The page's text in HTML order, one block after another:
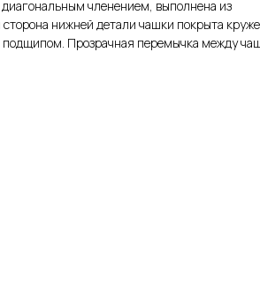
членением, выполнена из
нижней детали чашки покрыта
подщипом. Прозрачная перемычка между